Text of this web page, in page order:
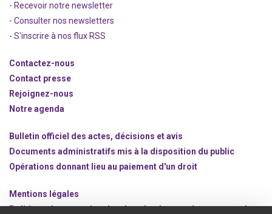
- Recevoir notre newsletter
- Consulter nos newsletters
- S'inscrire à nos flux RSS
Contactez-nous
Contact presse
Rejoignez-nous
Notre agenda
Bulletin officiel des actes, décisions et avis
Documents administratifs mis à la disposition du public
Opérations donnant lieu au paiement d'un droit
Mentions légales
Politique de protection des données à caractère personnel